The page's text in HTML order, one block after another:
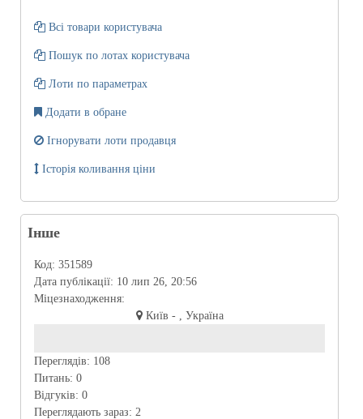
Всі товари користувача
Пошук по лотах користувача
Лоти по параметрах
Додати в обране
Ігнорувати лоти продавця
Історія коливання ціни
Інше
Код: 351589
Дата публікації: 10 лип 26, 20:56
Міцезнаходження:
Київ - , Україна
Переглядів: 108
Питань: 0
Відгуків: 0
Переглядають зараз: 2